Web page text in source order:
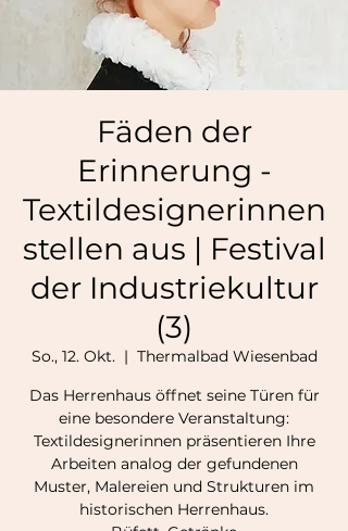
Fäden der
Erinnerung -
Textildesignerinnen
stellen aus | Festival
der Industriekultur
(3)
So., 12. Okt.
  |
Thermalbad Wiesenbad
Das Herrenhaus öffnet seine Türen für
eine besondere Veranstaltung:
Textildesignerinnen präsentieren Ihre
Arbeiten analog der gefundenen
Muster, Malereien und Strukturen im
historischen Herrenhaus.